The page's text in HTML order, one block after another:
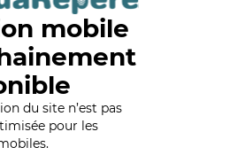
mobile
du site n’est pas
pour les